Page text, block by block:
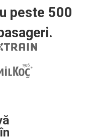
peste 500